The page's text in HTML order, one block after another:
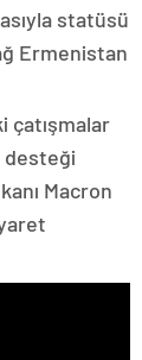
statüsü
Ermenistan
çatışmalar
desteği
Macron